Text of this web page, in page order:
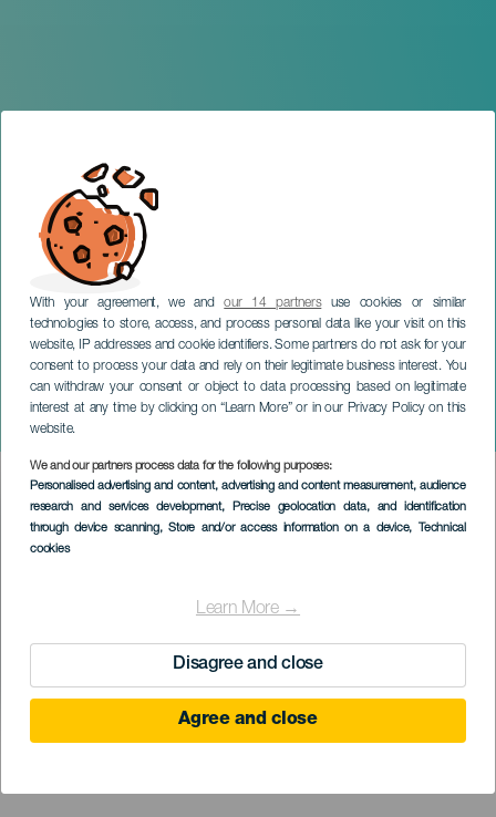
With your agreement, we andour 14 partnersuse cookies or similar
technologies to store, access, and process personal data like your visit on this
website, IP addresses and cookie identifiers. Some partners do not ask for your
consent to process your data and rely on their legitimate business interest. You
can withdraw your consent or object to data processing based on legitimate
interest at any time by clicking on “Learn More” or in our Privacy Policy on this
website.
We and our partners process data for the following purposes:
Personalised advertising and content, advertising and content measurement, audience
research and services development, Precise geolocation data, and identification
through device scanning, Store and/or access information on a device, Technical
cookies
Learn More →
Disagree and close
Agree and close
Re-PerQsión
GRAN CANARIA
Imagen
Listado